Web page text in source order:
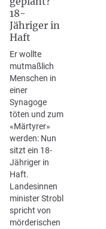
18-
Jähriger in
Haft
Er wollte
mutmaßlich
Menschen in
einer
Synagoge
töten und zum
«Märtyrer»
werden: Nun
sitzt ein 18-
Jähriger in
Haft.
Landesinnen
minister Strobl
spricht von
mörderischen